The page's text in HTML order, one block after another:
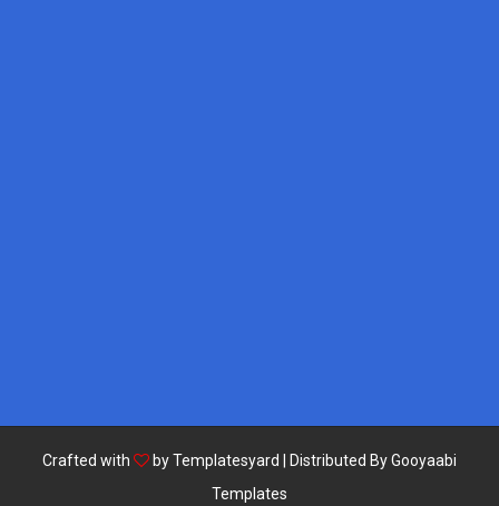
Crafted with byTemplatesyard | Distributed ByGooyaabi
Templates